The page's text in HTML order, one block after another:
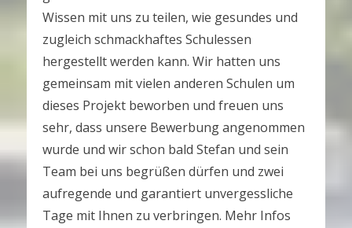
Wissen mit uns zu teilen, wie gesundes und
zugleich schmackhaftes Schulessen
hergestellt werden kann. Wir hatten uns
gemeinsam mit vielen anderen Schulen um
dieses Projekt beworben und freuen uns
sehr, dass unsere Bewerbung angenommen
wurde und wir schon bald Stefan und sein
Team bei uns begrüßen dürfen und zwei
aufregende und garantiert unvergessliche
Tage mit Ihnen zu verbringen. Mehr Infos